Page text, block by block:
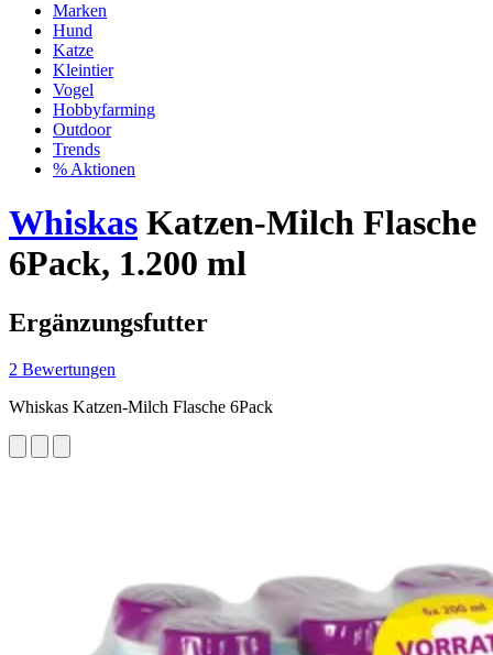
Marken
Hund
Katze
Kleintier
Vogel
Hobbyfarming
Outdoor
Trends
% Aktionen
Whiskas Katzen-Milch Flasche
6Pack, 1.200 ml
Ergänzungsfutter
2 Bewertungen
Whiskas Katzen-Milch Flasche 6Pack